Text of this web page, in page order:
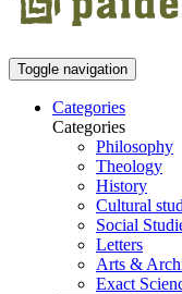
Toggle navigation
Categories
Categories
Philosophy
Theology
History
Cultural
Social
Letters
Arts &
Exact